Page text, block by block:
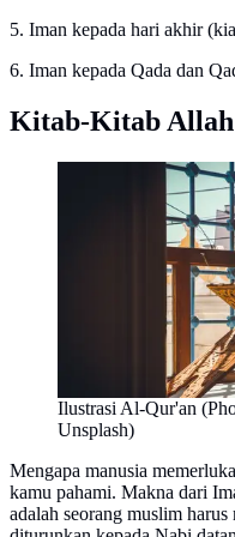
5. Iman kepada hari akhir
6. Iman kepada Qada dan
Kitab-Kitab
Ilustrasi Al-Qur'an
Unsplash)
Mengapa manusia
kamu pahami. Makna dari
adalah seorang muslim